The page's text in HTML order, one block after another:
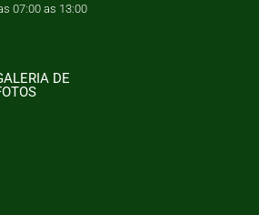
07:00 as 13:00
DE